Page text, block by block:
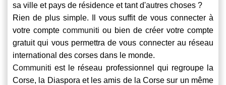
sa ville et pays de résidence et tant d'autres choses ?
Rien de plus simple. Il vous suffit de vous connecter à
votre compte communiti ou bien de créer votre compte
gratuit qui vous permettra de vous connecter au réseau
international des corses dans le monde.
Communiti est le réseau professionnel qui regroupe la
Corse, la Diaspora et les amis de la Corse sur un même